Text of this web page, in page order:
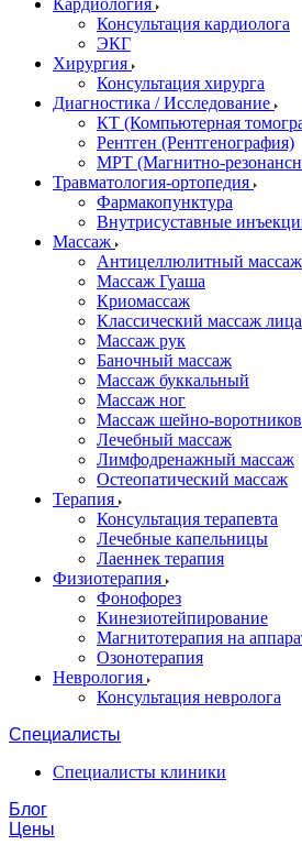
Кардиология
Консультация кардиолога
ЭКГ
Хирургия
Консультация хирурга
Диагностика / Исследование
КТ (Компьютерная
Рентген (Рентгенография)
МРТ (Магнитно-
Травматология-ортопедия
Фармакопунктура
Внутрисуставные
Массаж
Антицеллюлитный массаж
Массаж Гуаша
Криомассаж
Классический массаж лица
Массаж рук
Баночный массаж
Массаж буккальный
Массаж ног
Массаж шейно-
Лечебный массаж
Лимфодренажный массаж
Остеопатический массаж
Терапия
Консультация терапевта
Лечебные капельницы
Лаеннек терапия
Физиотерапия
Фонофорез
Кинезиотейпирование
Магнитотерапия на
Озонотерапия
Неврология
Консультация невролога
Специалисты
Специалисты клиники
Блог
Цены